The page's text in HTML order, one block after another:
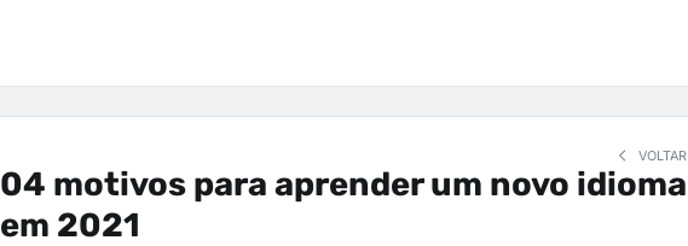
VOLTAR
04 motivos para aprender um novo idioma
em 2021